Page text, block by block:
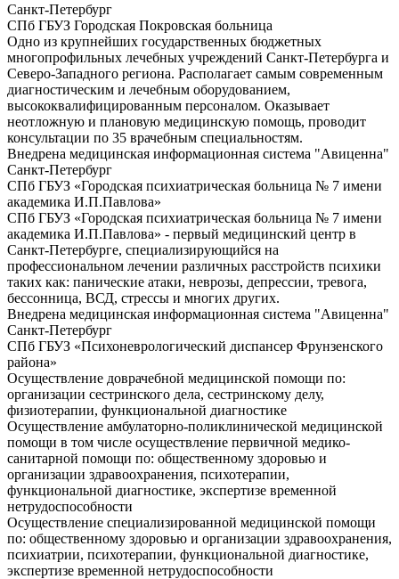
Санкт-Петербург
СПб ГБУЗ Городская Покровская больница
Одно из крупнейших государственных бюджетных
многопрофильных лечебных учреждений Санкт-Петербурга и
Северо-Западного региона. Располагает самым современным
диагностическим и лечебным оборудованием,
высококвалифицированным персоналом. Оказывает
неотложную и плановую медицинскую помощь, проводит
консультации по 35 врачебным специальностям.
Внедрена медицинская информационная система "Авиценна"
Санкт-Петербург
СПб ГБУЗ «Городская психиатрическая больница № 7 имени
академика И.П.Павлова»
СПб ГБУЗ «Городская психиатрическая больница № 7 имени
академика И.П.Павлова» - первый медицинский центр в
Санкт-Петербурге, специализирующийся на
профессиональном лечении различных расстройств психики
таких как: панические атаки, неврозы, депрессии, тревога,
бессонница, ВСД, стрессы и многих других.
Внедрена медицинская информационная система "Авиценна"
Санкт-Петербург
СПб ГБУЗ «Психоневрологический диспансер Фрунзенского
района»
Осуществление доврачебной медицинской помощи по:
организации сестринского дела, сестринскому делу,
физиотерапии, функциональной диагностике
Осуществление амбулаторно-поликлинической медицинской
помощи в том числе осуществление первичной медико-
санитарной помощи по: общественному здоровью и
организации здравоохранения, психотерапии,
функциональной диагностике, экспертизе временной
нетрудоспособности
Осуществление специализированной медицинской помощи
по: общественному здоровью и организации здравоохранения,
психиатрии, психотерапии, функциональной диагностике,
экспертизе временной нетрудоспособности